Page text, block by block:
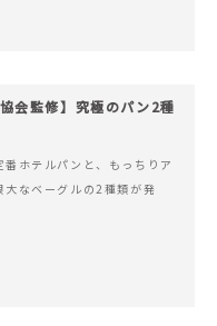
会監修】究極のパン2種
番ホテルパンと、もっちりア
大なベーグルの2種類が発